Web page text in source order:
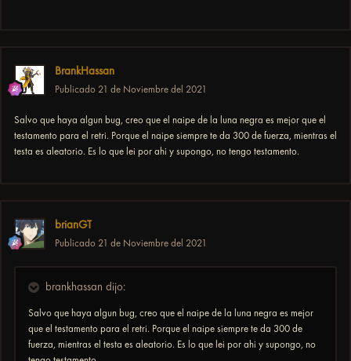
BrankHassan
Publicado 21 de Noviembre del 2021
Salvo que haya algun bug, creo que el naipe de la luna negra es mejor que el
testamento para el retri. Porque el naipe siempre te da 300 de fuerza, mientras el
testa es aleatorio. Es lo que lei por ahi y supongo, no tengo testamento.
brianGT
Publicado 21 de Noviembre del 2021
brankhassan dijo:
Salvo que haya algun bug, creo que el naipe de la luna negra es mejor
que el testamento para el retri. Porque el naipe siempre te da 300 de
fuerza, mientras el testa es aleatorio. Es lo que lei por ahi y supongo, no